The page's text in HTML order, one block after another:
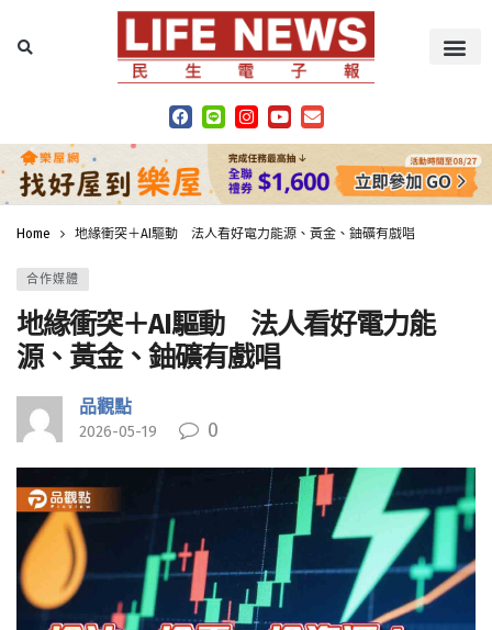
Home 地緣衝突＋AI驅動 法人看好電力能源、黃金、鈾礦有戲唱
合作媒體
地緣衝突＋AI驅動 法人看好電力能
源、黃金、鈾礦有戲唱
品觀點
2026-05-19 0